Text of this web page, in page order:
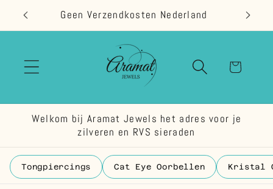
naar de
content
Geen Verzendkosten Nederland
Welkom bij Aramat Jewels het adres voor je
zilveren en RVS sieraden
Tongpiercings Cat Eye Oorbellen Kristal